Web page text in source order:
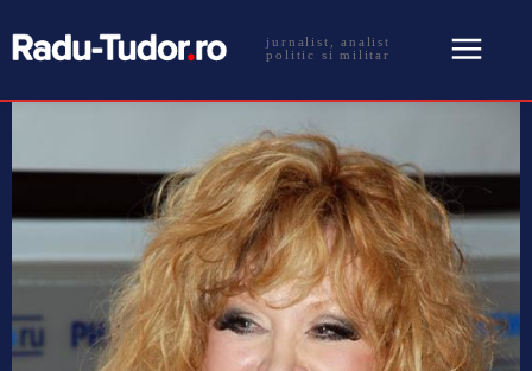
jurnalist, analist
politic si militar